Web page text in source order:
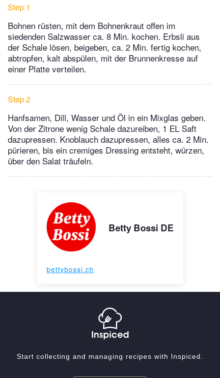
Step 1
Bohnen rüsten, mit dem Bohnenkraut offen im
siedenden Salzwasser ca. 8 Min. kochen. Erbsli aus
der Schale lösen, beigeben, ca. 2 Min. fertig kochen,
abtropfen, kalt abspülen, mit der Brunnenkresse auf
einer Platte verteilen.
Step 2
Hanfsamen, Dill, Wasser und Öl in ein Mixglas geben.
Von der Zitrone wenig Schale dazureiben, 1 EL Saft
dazupressen. Knoblauch dazupressen, alles ca. 2 Min.
pürieren, bis ein cremiges Dressing entsteht, würzen,
über den Salat träufeln.
Betty Bossi DE
bettybossi.ch
Start collecting and managing recipes with Inspiced.